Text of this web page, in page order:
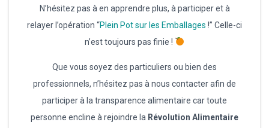
N’hésitez pas à en apprendre plus, à participer et à
relayer l’opération “Plein Pot sur les Emballages !” Celle-ci
n’est toujours pas finie !
Que vous soyez des particuliers ou bien des
professionnels, n’hésitez pas à nous contacter afin de
participer à la transparence alimentaire car toute
personne encline à rejoindre la Révolution Alimentaire